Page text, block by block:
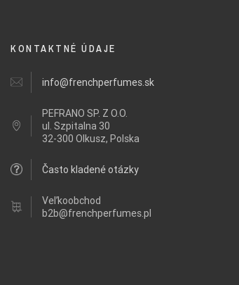
KONTAKTNÉ ÚDAJE
info@frenchperfumes.sk
PEFRANO SP. Z O.O.
ul. Szpitalna 30
32-300 Olkusz, Polska
Často kladené otázky
Veľkoobchod
b2b@frenchperfumes.pl